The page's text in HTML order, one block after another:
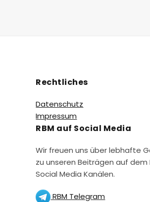
Rechtliches
Datenschutz
Impressum
RBM auf Social Media
Wir freuen uns über lebhafte
zu unseren Beiträgen auf dem
Social Media Kanälen.
RBM Telegram